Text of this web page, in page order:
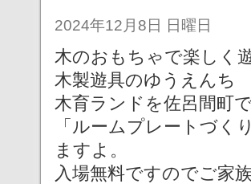
2024年12月8日 日曜日
木のおもちゃで楽しく
木製遊具のゆうえんち
木育ランドを佐呂間町
「ルームプレートづく
ますよ。
入場無料ですのでご家